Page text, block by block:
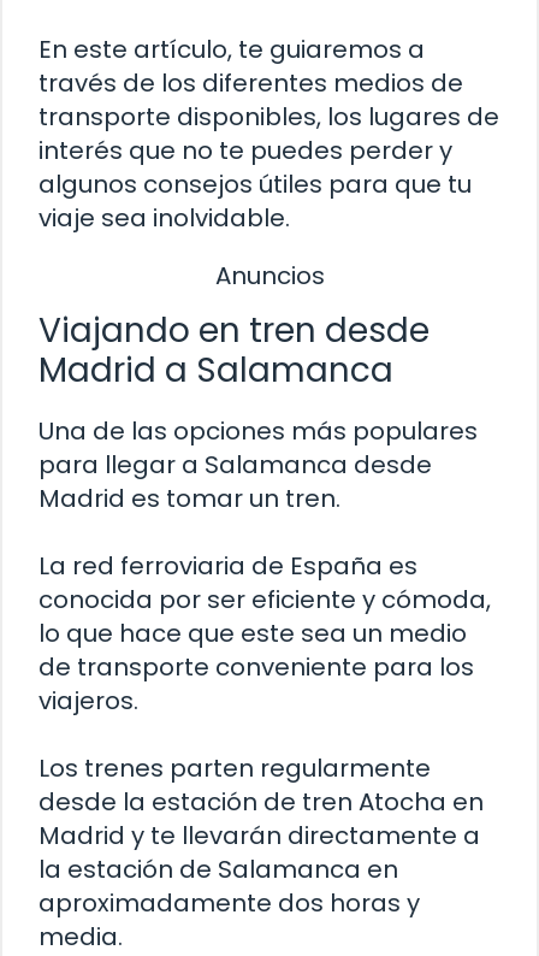
En este artículo, te guiaremos a
través de los diferentes medios de
transporte disponibles, los lugares de
interés que no te puedes perder y
algunos consejos útiles para que tu
viaje sea inolvidable.
Anuncios
Viajando en tren desde
Madrid a Salamanca
Una de las opciones más populares
para llegar a Salamanca desde
Madrid es tomar un tren.
La red ferroviaria de España es
conocida por ser eficiente y cómoda,
lo que hace que este sea un medio
de transporte conveniente para los
viajeros.
Los trenes parten regularmente
desde la estación de tren Atocha en
Madrid y te llevarán directamente a
la estación de Salamanca en
aproximadamente dos horas y
media.